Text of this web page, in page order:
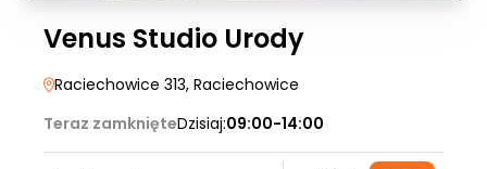
Venus Studio Urody
Raciechowice 313, Raciechowice
Teraz zamknięteDzisiaj:09:00-14:00